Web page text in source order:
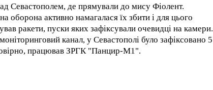
Севастополем, де прямували до мису Фіолент.
оборона активно намагалася їх збити і для цього
ракети, пуски яких зафіксували очевидці на камери.
канал, у Севастополі було зафіксовано 5
працював ЗРГК "Панцир-М1".